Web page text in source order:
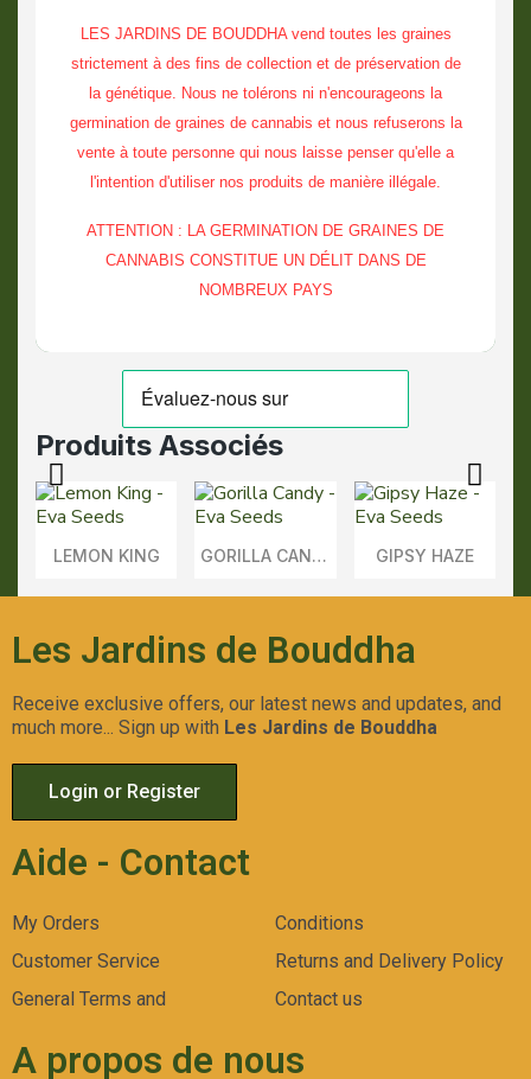
LES JARDINS DE BOUDDHA vend toutes les graines
strictement à des fins de collection et de préservation de
la génétique. Nous ne tolérons ni n'encourageons la
germination de graines de cannabis et nous refuserons la
vente à toute personne qui nous laisse penser qu'elle a
l'intention d'utiliser nos produits de manière illégale.
ATTENTION : LA GERMINATION DE GRAINES DE
CANNABIS CONSTITUE UN DÉLIT DANS DE
NOMBREUX PAYS
Produits Associés
Aperçu
LEMON KING Aperçu GORILLA CANDY Aperçu
GIPSY HAZE
Rapide
Les Jardins de Bouddha
Receive exclusive offers, our latest news and updates, and
much more... Sign up with Les Jardins de Bouddha
Login or Register
Aide - Contact
My Orders
Customer Service
General Terms and
Conditions
Returns and Delivery Policy
Contact us
A propos de nous